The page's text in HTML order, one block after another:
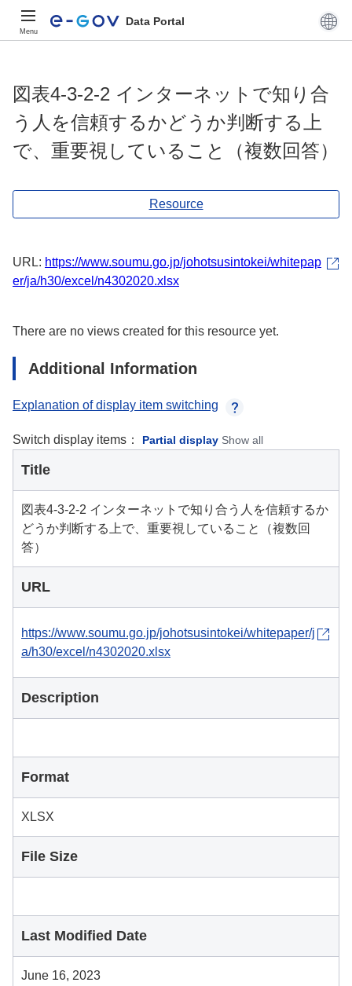
Menu
Data Portal
図表4-3-2-2 インターネットで知り合
う人を信頼するかどうか判断する上
で、重要視していること（複数回答）
Resource
URL: https://www.soumu.go.jp/johotsusintokei/whitepap
er/ja/h30/excel/n4302020.xlsx
There are no views created for this resource yet.
Additional Information
Explanation of display item switching
Switch display items： Partial display Show all
Title
図表4-3-2-2 インターネットで知り合う人を信頼するか
どうか判断する上で、重要視していること（複数回
答）
URL
https://www.soumu.go.jp/johotsusintokei/whitepaper/j
a/h30/excel/n4302020.xlsx
Description
Format
XLSX
File Size
Last Modified Date
June 16, 2023